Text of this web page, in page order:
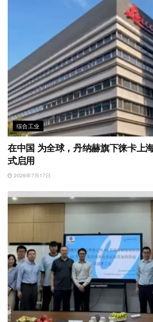
综合工业
在中国 为全球，丹纳赫旗下徕卡上
式启用
2026年7月17日